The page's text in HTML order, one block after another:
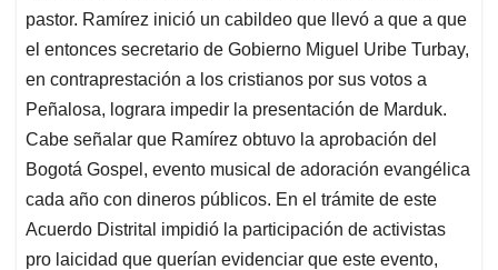
pastor. Ramírez inició un cabildeo que llevó a que a que
el entonces secretario de Gobierno Miguel Uribe Turbay,
en contraprestación a los cristianos por sus votos a
Peñalosa, lograra impedir la presentación de Marduk.
Cabe señalar que Ramírez obtuvo la aprobación del
Bogotá Gospel, evento musical de adoración evangélica
cada año con dineros públicos. En el trámite de este
Acuerdo Distrital impidió la participación de activistas
pro laicidad que querían evidenciar que este evento,